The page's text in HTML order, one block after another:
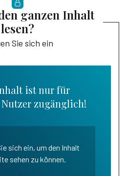
ganzen Inhalt
lesen?
Sie sich ein
ist nur für
zugänglich!
sich ein, um den Inhalt
sehen zu können.